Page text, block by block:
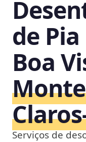
de
Boa
Serviços de